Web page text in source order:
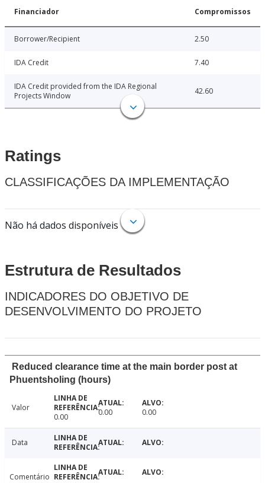
Financiador Compromissos
Borrower/Recipient 2.50
IDA Credit 7.40
IDA Credit provided from the IDA Regional
Projects Window
42.60
Ratings
CLASSIFICAÇÕES DA IMPLEMENTAÇÃO
Não há dados disponíveis
Estrutura de Resultados
INDICADORES DO OBJETIVO DE
DESENVOLVIMENTO DO PROJETO
Reduced clearance time at the main border post at
Phuentsholing (hours)
Valor
0.00
0.00 0.00
Data
Comentário